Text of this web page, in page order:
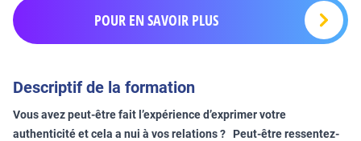
POUR EN SAVOIR PLUS
Descriptif de la formation
Vous avez peut-être fait l’expérience d’exprimer votre
authenticité et cela a nui à vos relations ? Peut-être ressentez-